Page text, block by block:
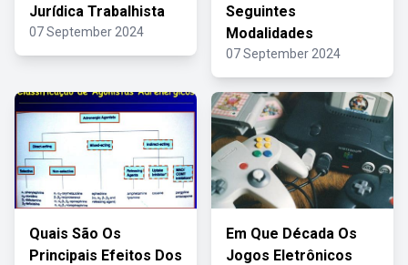
Jurídica Trabalhista
07 September 2024
Seguintes
Modalidades
07 September 2024
Quais São Os
Principais Efeitos Dos
Em Que Década Os
Jogos Eletrônicos